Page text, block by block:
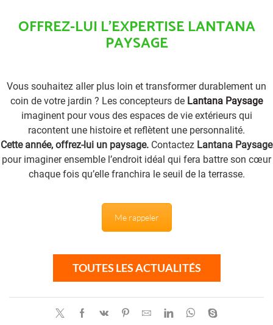
OFFREZ-LUI L’EXPERTISE LANTANA
PAYSAGE
Vous souhaitez aller plus loin et transformer durablement un
coin de votre jardin ? Les concepteurs de Lantana Paysage
imaginent pour vous des espaces de vie extérieurs qui
racontent une histoire et reflètent une personnalité.
Cette année, offrez-lui un paysage. Contactez Lantana Paysage
pour imaginer ensemble l’endroit idéal qui fera battre son cœur
chaque fois qu’elle franchira le seuil de la terrasse.
Me rappeler
TOUTES LES ACTUALITÉS